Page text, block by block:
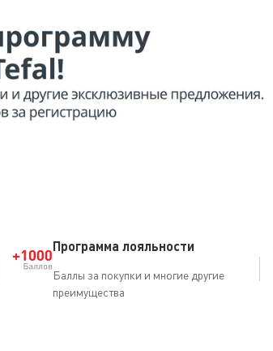
одежды: • Маркер с 1 точкой — для
и льняных тканей.
Программа лояльности
Баллы за покупки и многие другие
преимущества